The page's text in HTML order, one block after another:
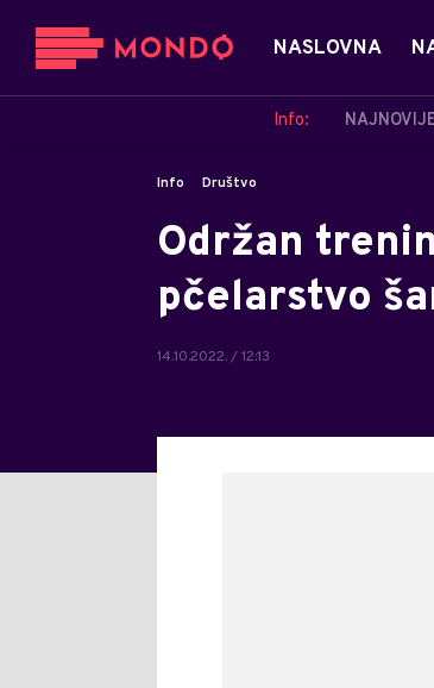
NASLOVNA
Info:
Info Društvo
Održan
pčelarstvo
14.10.2022. / 12:13